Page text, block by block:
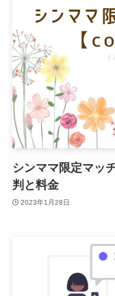
シンママ限定マッ
判と料金
2023年1月28日